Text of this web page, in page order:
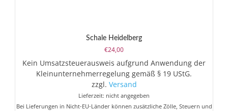
Schale Heidelberg
€24,00
Kein Umsatzsteuerausweis aufgrund Anwendung der
Kleinunternehmerregelung gemäß § 19 UStG.
zzgl. Versand
Lieferzeit: nicht angegeben
Bei Lieferungen in Nicht-EU-Länder können zusätzliche Zölle, Steuern und